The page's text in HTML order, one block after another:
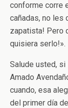
conforme corre
cañadas, no les
zapatista! Pero
quisiera serlo!».
Salude usted,
Amado
cuando, esa
del primer día